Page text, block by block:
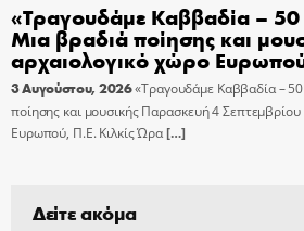
«Τραγουδάμε Καββαδία –
Μια βραδιά ποίησης και
αρχαιολογικό χώρο
3 Αυγούστου, 2026«Τραγουδάμε Καββαδία –
ποίησης και μουσικής Παρασκευή 4
Ευρωπού, Π.Ε. Κιλκίς Ώρα[…]
Δείτε ακόμα